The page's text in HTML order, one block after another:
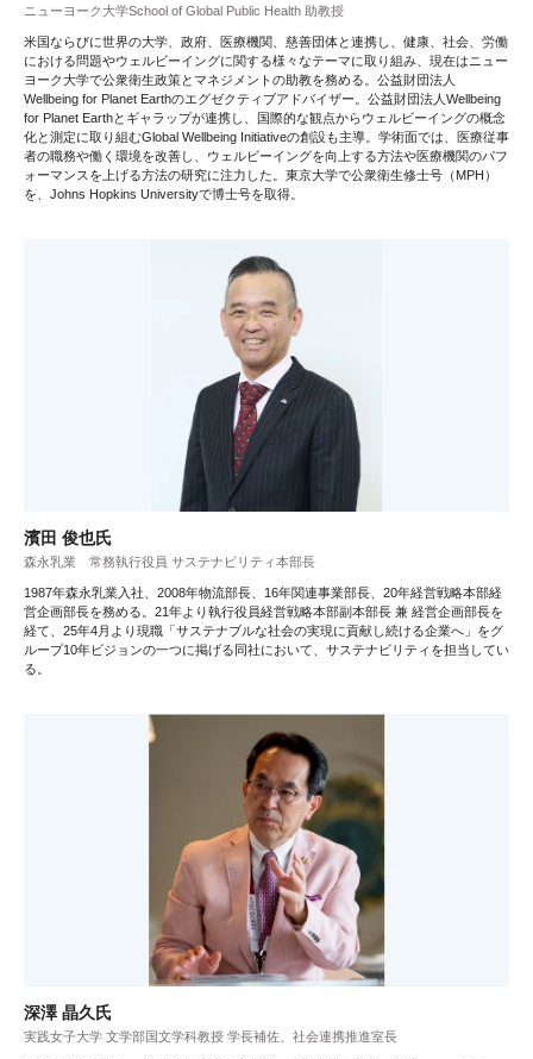
ニューヨーク大学School of Global Public Health 助教授
米国ならびに世界の大学、政府、医療機関、慈善団体と連携し、健康、社会、労働
における問題やウェルビーイングに関する様々なテーマに取り組み、現在はニュー
ヨーク大学で公衆衛生政策とマネジメントの助教を務める。公益財団法人
Wellbeing for Planet Earthのエグゼクティブアドバイザー。公益財団法人Wellbeing
for Planet Earthとギャラップが連携し、国際的な観点からウェルビーイングの概念
化と測定に取り組むGlobal Wellbeing Initiativeの創設も主導。学術面では、医療従事
者の職務や働く環境を改善し、ウェルビーイングを向上する方法や医療機関のパフ
ォーマンスを上げる方法の研究に注力した。東京大学で公衆衛生修士号（MPH）
を、Johns Hopkins Universityで博士号を取得。
濱田 俊也氏
森永乳業 常務執行役員 サステナビリティ本部長
1987年森永乳業入社、2008年物流部長、16年関連事業部長、20年経営戦略本部経
営企画部長を務める。21年より執行役員経営戦略本部副本部長 兼 経営企画部長を
経て、25年4月より現職「サステナブルな社会の実現に貢献し続ける企業へ」をグ
ループ10年ビジョンの一つに掲げる同社において、サステナビリティを担当してい
る。
深澤 晶久氏
実践女子大学 文学部国文学科教授 学長補佐、社会連携推進室長